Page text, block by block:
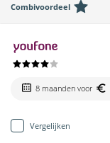
Combivoordeel
8 maanden voor
Vergelijken